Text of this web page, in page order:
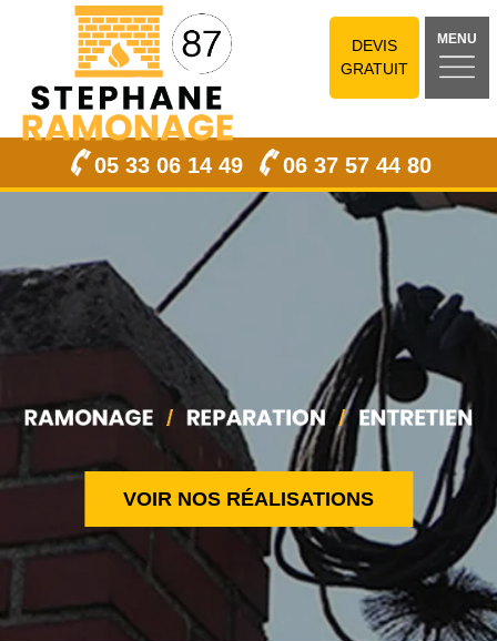
DEVIS
GRATUIT
MENU
05 33 06 14 49 06 37 57 44 80
VOIR NOS RÉALISATIONS